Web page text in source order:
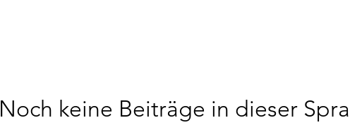
Noch keine Beiträge in dieser